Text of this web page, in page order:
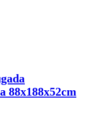
88x188x52cm